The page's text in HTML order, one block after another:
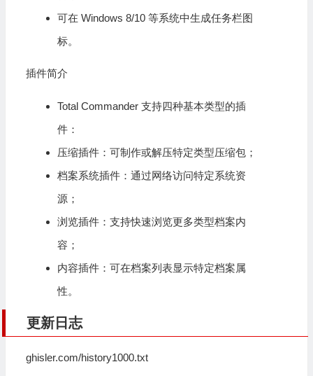
可在 Windows 8/10 等系统中生成任务栏图
标。
插件简介
Total Commander 支持四种基本类型的插
件：
压缩插件：可制作或解压特定类型压缩包；
档案系统插件：通过网络访问特定系统资
源；
浏览插件：支持快速浏览更多类型档案内
容；
内容插件：可在档案列表显示特定档案属
性。
更新日志
ghisler.com/history1000.txt